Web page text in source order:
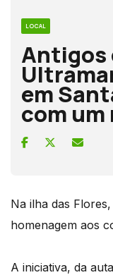
LOCAL
Antigos
em
com um
Na ilha das
homenagem aos
A iniciativa, da